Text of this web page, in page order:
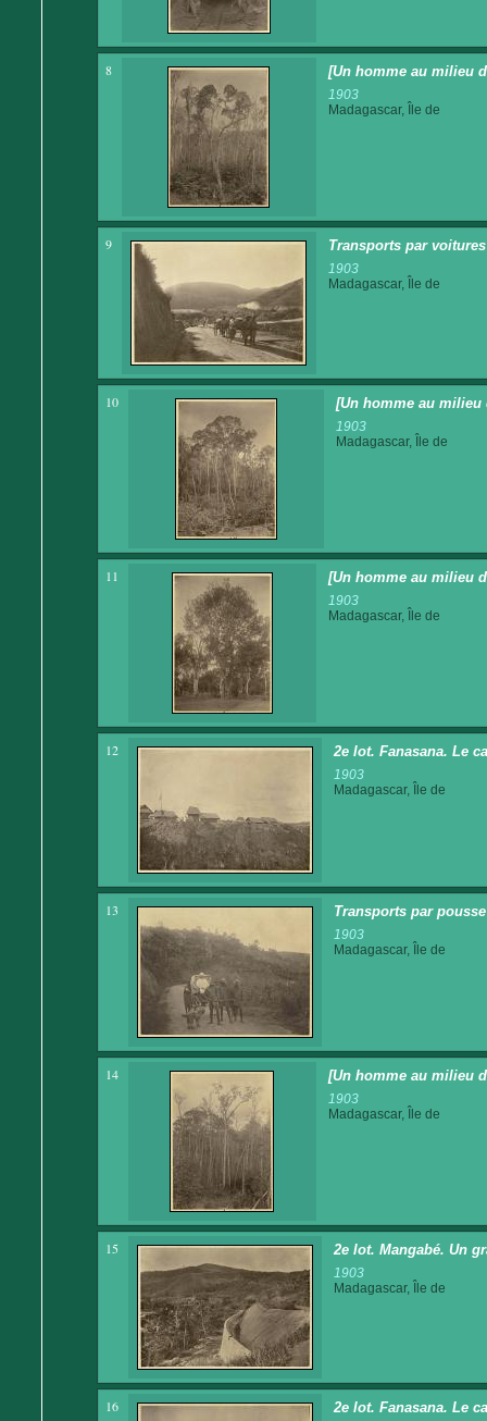
8 [Un homme au milieu
1903
Madagascar, Île de
9 Transports par
1903
Madagascar, Île de
10 [Un homme au milieu
1903
Madagascar, Île de
11 [Un homme au milieu
1903
Madagascar, Île de
12 2e lot. Fanasana. Le
1903
Madagascar, Île de
13 Transports par
1903
Madagascar, Île de
14 [Un homme au milieu
1903
Madagascar, Île de
15 2e lot. Mangabé. Un
1903
Madagascar, Île de
16 2e lot. Fanasana. Le